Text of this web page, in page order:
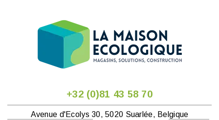
+32 (0)81 43 58 70
Avenue d'Ecolys 30, 5020 Suarlée, Belgique